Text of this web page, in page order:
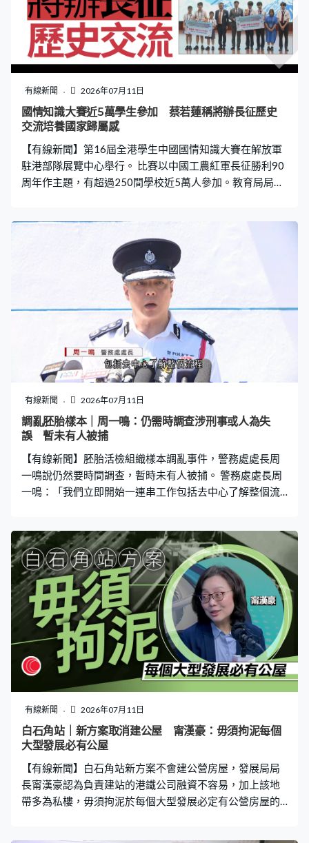
有線新聞 2026年07月11日
國情知識大賽近5萬學生參加 蔡若蓮稱將辦長征歷史
交流培養國家歸屬感
【有線新聞】第16屆全港學生中國國情知識大賽在解放軍
駐港部隊展覽中心舉行。 比賽以中國工農紅軍長征勝利90
周年作主題，有超過250間學校近5萬人參加。教育局局長
等，培養學生對國家的歸屬感和責任感。
有線新聞 2026年07月11日
調亂胚胎樣本｜周一鳴：仍需時調查涉刑事或人為失
誤 暫未有人被捕
【有線新聞】胚胎活檢組織樣本調亂事件，警務處處長周
一鳴說仍然要時間調查，暫時未有人被捕。 警務處處長周
一鳴：「我們立即開始一連串工作包括去中心了解整個流
題是有刑事成份或者人為失誤。」 另外被問到三個月內有
兩間獨立書店負責人被捕，警方對於禁書有甚麼準則、追
溯期有多長，周一鳴說所有執法行動都基於舉報或情報主
導，有法例可依就會執法。
有線新聞 2026年07月11日
白石角站｜新方案取消建公屋 甯漢豪：毋須拘泥每個
大型發展必有公屋
【有線新聞】白石角站新方案不會建公營房屋，發展局局
長甯漢豪認為負責建站的港鐵公司融資不容易，加上該地
帶多為私樓，毋須拘泥於每個大型發展必定有公營房屋的